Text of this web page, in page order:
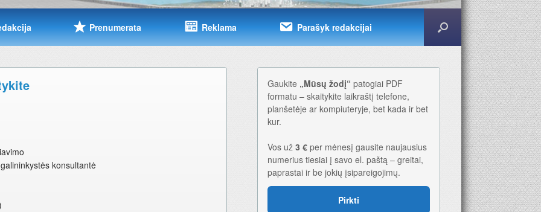
Prenumerata Reklama Parašyk redakcijai
konsultantė
Gaukite „Mūsų žodį“ patogiai PDF
formatu – skaitykite laikraštį telefone,
planšetėje ar kompiuteryje, bet kada ir bet
kur.
Vos už 3 € per mėnesį gausite naujausius
numerius tiesiai į savo el. paštą – greitai,
paprastai ir be jokių įsipareigojimų.
Pirkti